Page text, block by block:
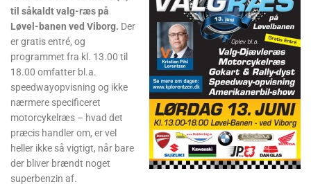
til såkaldt valg-ræs på
Løvel-banen ved Viborg. Der
er gratis entré, og
programmet fra kl. 13.00 til
18.00 omfatter bl.a.
speedwayopvisning og ikke
nærmere specificeret
motorcykelræs – hvad det
præcis handler om, er vel
heller ikke så vigtigt, når bare
der bliver brændt noget
superbenzin af.